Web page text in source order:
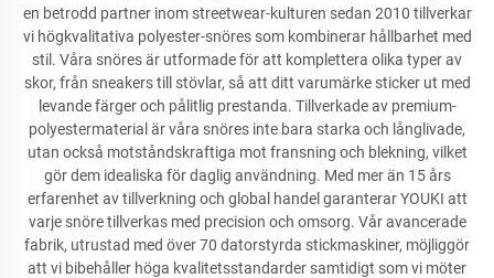
en betrodd partner inom streetwear-kulturen sedan 2010 tillverkar
vi högkvalitativa polyester-snöres som kombinerar hållbarhet med
stil. Våra snöres är utformade för att komplettera olika typer av
skor, från sneakers till stövlar, så att ditt varumärke sticker ut med
levande färger och pålitlig prestanda. Tillverkade av premium-
polyestermaterial är våra snöres inte bara starka och långlivade,
utan också motståndskraftiga mot fransning och blekning, vilket
gör dem idealiska för daglig användning. Med mer än 15 års
erfarenhet av tillverkning och global handel garanterar YOUKI att
varje snöre tillverkas med precision och omsorg. Vår avancerade
fabrik, utrustad med över 70 datorstyrda stickmaskiner, möjliggör
att vi bibehåller höga kvalitetsstandarder samtidigt som vi möter